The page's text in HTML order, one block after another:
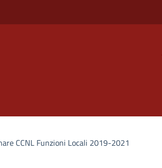
CCNL Funzioni Locali 2019-2021